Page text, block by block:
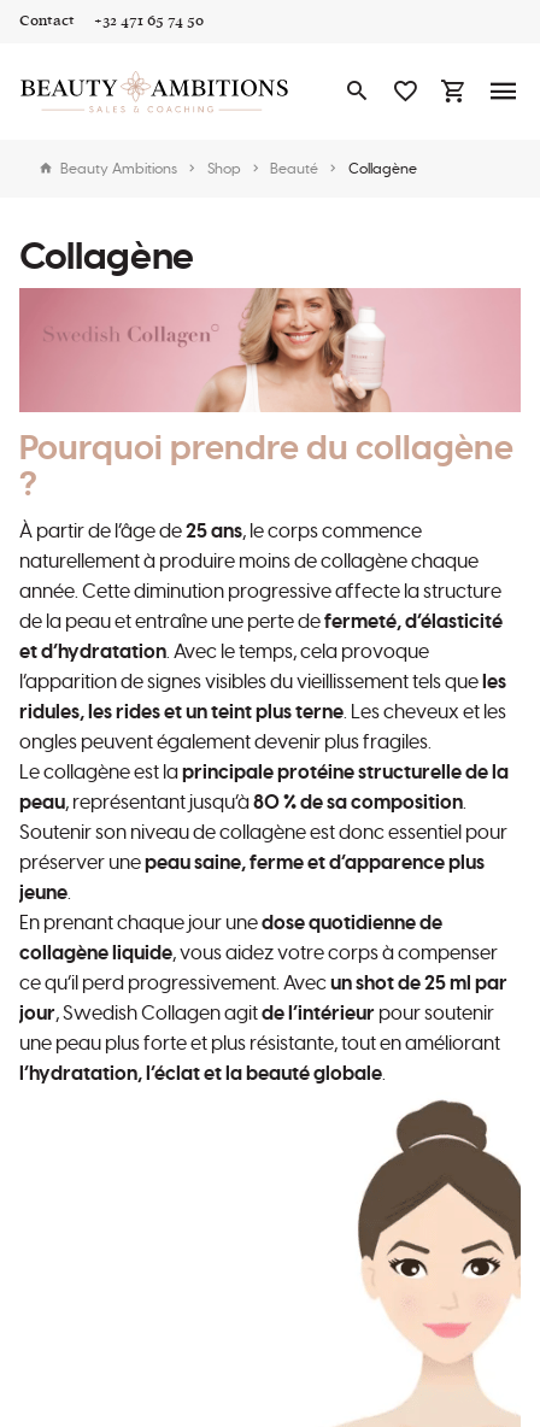
Contact +32 471 65 74 50
Beauty Ambitions Shop Beauté Collagène
Collagène
Pourquoi prendre du collagène
?
À partir de l’âge de25 ans, le corps commence
naturellement à produire moins de collagène chaque
année. Cette diminution progressive affecte la structure
de la peau et entraîne une perte defermeté, d’élasticité
et d’hydratation . Avec le temps, cela provoque
l’apparition de signes visibles du vieillissement tels que les
ridules, les rides et un teint plus terne . Les cheveux et les
ongles peuvent également devenir plus fragiles.
Le collagène est laprincipale protéine structurelle de la
peau, représentant jusqu’à80 % de sa composition
Soutenir son niveau de collagène est donc essentiel pour
préserver unepeau saine, ferme et d’apparence plus
jeune
En prenant chaque jour unedose quotidienne de
collagène liquide, vous aidez votre corps à compenser
ce qu’il perd progressivement. Avecun shot de 25 ml par
jour, Swedish Collagen agitde l’intérieur pour soutenir
une peau plus forte et plus résistante, tout en améliorant
l’hydratation, l’éclat et la beauté globale